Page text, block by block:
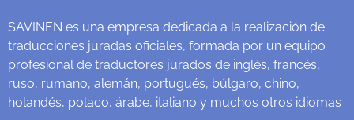
SAVINEN es una empresa dedicada a la realización de
traducciones juradas oficiales, formada por un equipo
profesional de traductores jurados de inglés, francés,
ruso, rumano, alemán, portugués, búlgaro, chino,
holandés, polaco, árabe, italiano y muchos otros idiomas